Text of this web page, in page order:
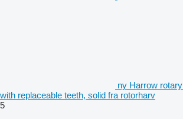
ny Harrow
with replaceable teeth, solid fra rotorharv
5